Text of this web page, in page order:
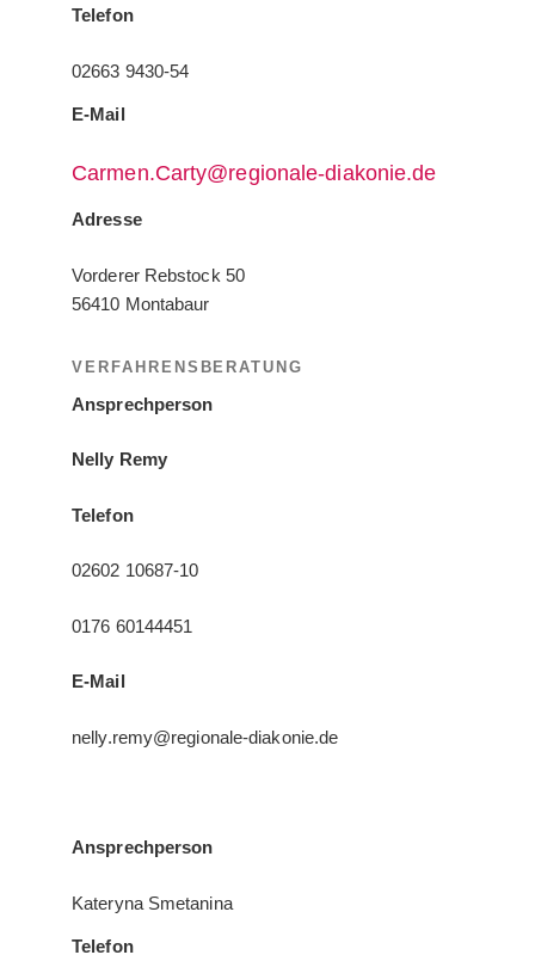
Telefon
02663 9430-54
E-Mail
Carmen.Carty@regionale-diakonie.de
Adresse
Vorderer Rebstock 50
56410 Montabaur
VERFAHRENSBERATUNG
Ansprechperson
Nelly Remy
Telefon
02602 10687-10
0176 60144451
E-Mail
nelly.remy@regionale-diakonie.de
Ansprechperson
Kateryna Smetanina
Telefon